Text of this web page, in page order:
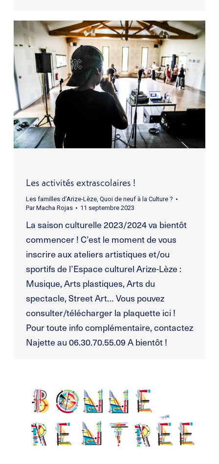
Les activités extrascolaires !
Les familles d’Arize-Lèze, Quoi de neuf à la Culture ?
ParMacha Rojas 11 septembre 2023
La saison culturelle 2023/2024 va bientôt
commencer ! C’est le moment de vous
inscrire aux ateliers artistiques et/ou
sportifs de l’Espace culturel Arize-Lèze :
Musique, Arts plastiques, Arts du
spectacle, Street Art… Vous pouvez
consulter/télécharger la plaquette ici !
Pour toute info complémentaire, contactez
Najette au 06.30.70.55.09 A bientôt !